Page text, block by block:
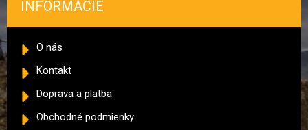
INFORMÁCIE
O nás
Kontakt
Doprava a platba
Obchodné podmienky